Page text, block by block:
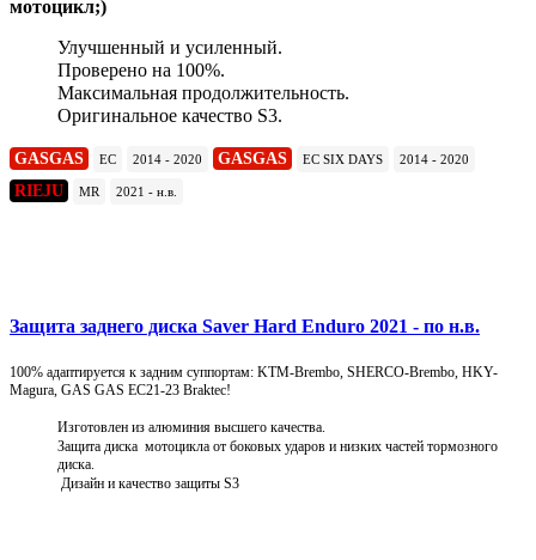
мотоцикл;)
Улучшенный и усиленный.
Проверено на 100%.
Максимальная продолжительность.
Оригинальное качество S3.
GASGAS EC 2014 - 2020 GASGAS EC SIX DAYS 2014 - 2020
RIEJU MR 2021 - н.в.
Защита заднего диска Saver Hard Enduro 2021 - по н.в.
100% адаптируется к задним суппортам: KTM-Brembo, SHERCO-Brembo, HKY-
Magura, GAS GAS EC21-23 Braktec!
Изготовлен из алюминия высшего качества.
Защита диска мотоцикла от боковых ударов и низких частей тормозного
диска.
Дизайн и качество защиты S3